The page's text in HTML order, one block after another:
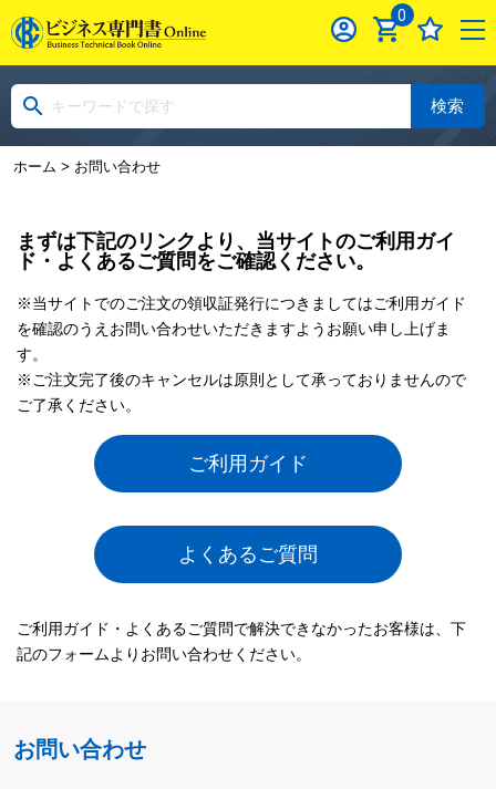
0
検索
ホーム > お問い合わせ
まずは下記のリンクより、当サイトのご利用ガイ
ド・よくあるご質問をご確認ください。
※当サイトでのご注文の領収証発行につきましてはご利用ガイド
を確認のうえお問い合わせいただきますようお願い申し上げま
す。
※ご注文完了後のキャンセルは原則として承っておりませんので
ご了承ください。
ご利用ガイド
よくあるご質問
ご利用ガイド・よくあるご質問で解決できなかったお客様は、下
記のフォームよりお問い合わせください。
お問い合わせ